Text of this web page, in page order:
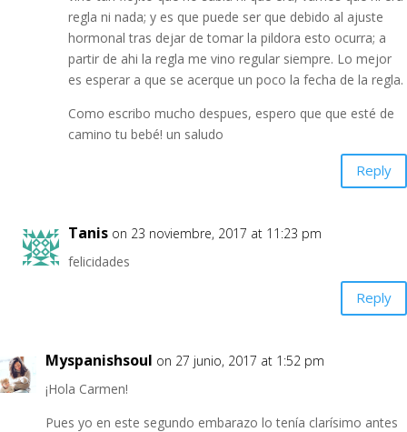
regla ni nada; y es que puede ser que debido al ajuste
hormonal tras dejar de tomar la pildora esto ocurra; a
partir de ahi la regla me vino regular siempre. Lo mejor
es esperar a que se acerque un poco la fecha de la regla.
Como escribo mucho despues, espero que que esté de
camino tu bebé! un saludo
Reply
Tanis on 23 noviembre, 2017 at 11:23 pm
felicidades
Reply
Myspanishsoul on 27 junio, 2017 at 1:52 pm
¡Hola Carmen!
Pues yo en este segundo embarazo lo tenía clarísimo antes